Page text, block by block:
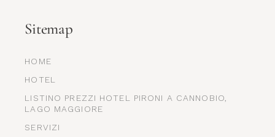
Sitemap
HOME
HOTEL
LISTINO PREZZI HOTEL PIRONI A CANNOBIO,
LAGO MAGGIORE
SERVIZI